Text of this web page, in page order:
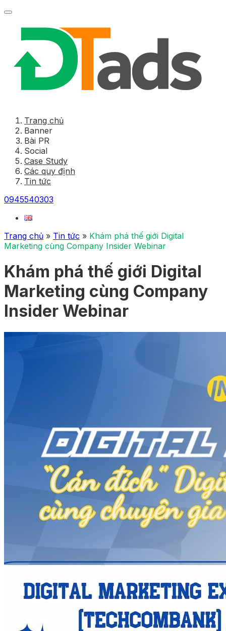
Trang chủ
Banner
Bài PR
Social
Case Study
Các quy định
Tin tức
0945540303
Trang chủ » Tin tức » Khám phá thế giới Digital
Marketing cùng Company Insider Webinar
Khám phá thế giới Digital
Marketing cùng Company
Insider Webinar